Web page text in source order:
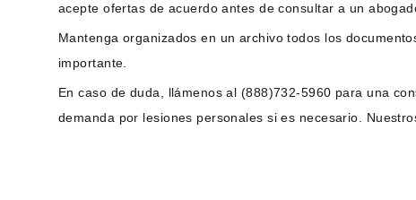
acepte ofertas de acuerdo antes de consultar a un
Mantenga organizados en un archivo todos los
importante.
En caso de duda, llámenos al (888)732-5960 para una
demanda por lesiones personales si es necesario.